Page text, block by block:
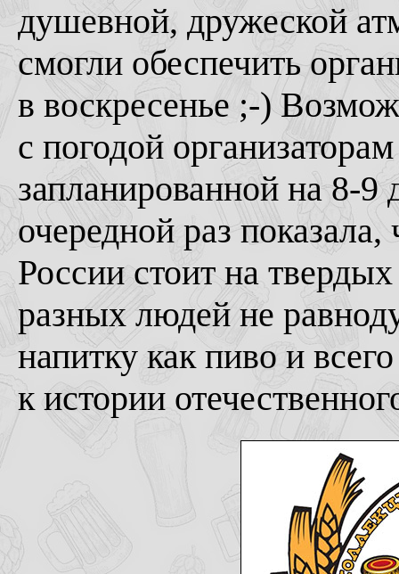
душевной, дружеской
смогли обеспечить
в воскресенье ;-)
с погодой
запланированной на 8-9
очередной раз
России стоит на
разных людей не
напитку как пиво и
к истории